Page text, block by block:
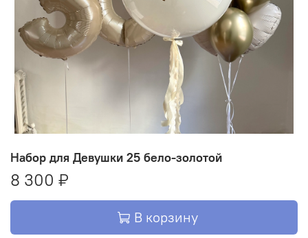
Набор для Девушки 25 бело-золотой
8 300 ₽
В корзину